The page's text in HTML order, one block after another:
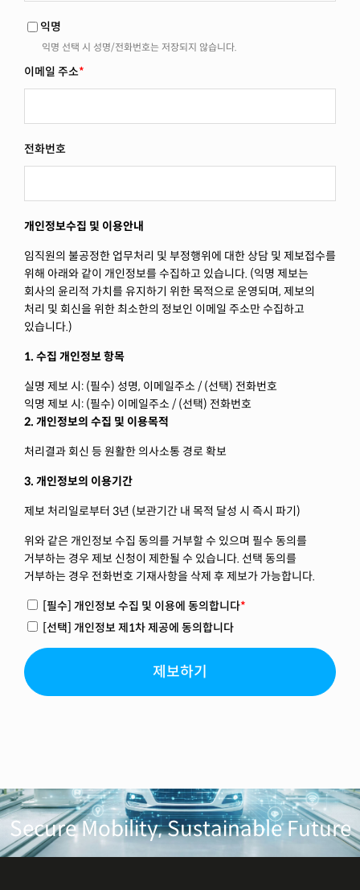
익명
익명 선택 시 성명/전화번호는 저장되지 않습니다.
이메일 주소*
전화번호
개인정보수집 및 이용안내
임직원의 불공정한 업무처리 및 부정행위에 대한 상담 및 제보접수를
위해 아래와 같이 개인정보를 수집하고 있습니다. (익명 제보는
회사의 윤리적 가치를 유지하기 위한 목적으로 운영되며, 제보의
처리 및 회신을 위한 최소한의 정보인 이메일 주소만 수집하고
있습니다.)
1. 수집 개인정보 항목
실명 제보 시: (필수) 성명, 이메일주소 / (선택) 전화번호
익명 제보 시: (필수) 이메일주소 / (선택) 전화번호
2. 개인정보의 수집 및 이용목적
처리결과 회신 등 원활한 의사소통 경로 확보
3. 개인정보의 이용기간
제보 처리일로부터 3년 (보관기간 내 목적 달성 시 즉시 파기)
위와 같은 개인정보 수집 동의를 거부할 수 있으며 필수 동의를
거부하는 경우 제보 신청이 제한될 수 있습니다. 선택 동의를
거부하는 경우 전화번호 기재사항을 삭제 후 제보가 가능합니다.
[필수] 개인정보 수집 및 이용에 동의합니다*
[선택] 개인정보 제1차 제공에 동의합니다
제보하기
Secure Mobility, Sustainable Future